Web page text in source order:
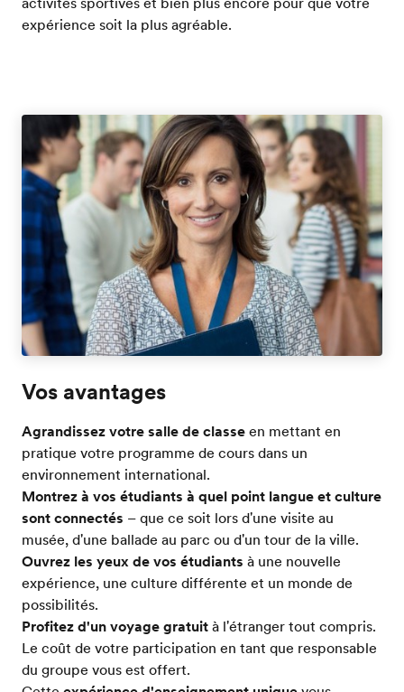
expérience soit la plus agréable.
Vos avantages
Agrandissez votre salle de classeen mettant en
pratique votre programme de cours dans un
environnement international.
Montrez à vos étudiants à quel point langue et culture
sont connectés – que ce soit lors d'une visite au
musée, d'une ballade au parc ou d'un tour de la ville.
Ouvrez les yeux de vos étudiants à une nouvelle
expérience, une culture différente et un monde de
possibilités.
Profitez d'un voyage gratuità l'étranger tout compris.
Le coût de votre participation en tant que responsable
du groupe vous est offert.